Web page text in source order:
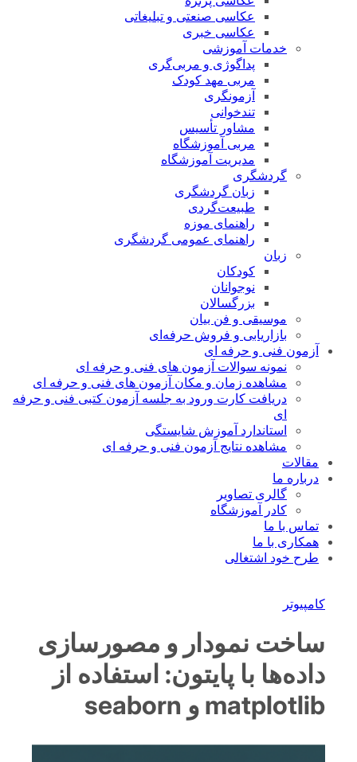
عکاسی صنعتی و تبلیغاتی
عکاسی خبری
خدمات آموزشی
پداگوژی و مربی‌گری
مربی مهد کودک
آزمونگری
تندخوانی
مشاور تأسیس
مربی آموزشگاه
مدیریت آموزشگاه
گردشگری
زبان گردشگری
طبیعت‌گردی
راهنمای موزه
راهنمای عمومی گردشگری
زبان
کودکان
نوجوانان
بزرگسالان
موسیقی و فن بیان
بازاریابی و فروش حرفه‌ای
آزمون فنی و حرفه ای
نمونه سوالات آزمون های فنی و حرفه ای
مشاهده زمان و مکان آزمون های فنی و حرفه ای
دریافت کارت ورود به جلسه آزمون کتبی فنی و حرفه
ای
استاندارد آموزش شایستگی
مشاهده نتایج آزمون فنی و حرفه ای
مقالات
درباره ما
گالری تصاویر
کادر آموزشگاه
تماس با ما
همکاری با ما
طرح خود اشتغالی
کامپیوتر
ساخت نمودار و مصورسازی
داده‌ها با پایتون: استفاده از
matplotlib و seaborn